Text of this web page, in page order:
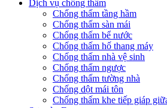
Dịch vụ chống thấm
Chống thấm tầng hầm
Chống thấm sàn mái
Chống thấm bể nước
Chống thấm hố thang máy
Chống thấm nhà vệ sinh
Chống thấm ngược
Chống thấm tường nhà
Chống dột mái tôn
Chống thấm khe tiếp giáp